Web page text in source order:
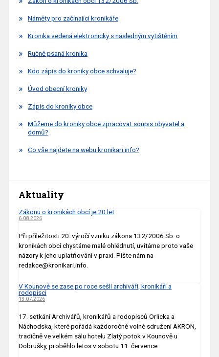
Náměty pro začínající kronikáře
Kronika vedená elektronicky s následným vytištěním
Ručně psaná kronika
Kdo zápis do kroniky obce schvaluje?
Úvod obecní kroniky
Zápis do kroniky obce
Můžeme do kroniky obce zpracovat soupis obyvatel a
domů?
Co vše najdete na webu kronikari.info?
Aktuality
Zákonu o kronikách obcí je 20 let
6.08.2026
Při příležitosti 20. výročí vzniku zákona 132/2006 Sb. o
kronikách obcí chystáme malé ohlédnutí, uvítáme proto vaše
názory k jeho uplatňování v praxi. Pište nám na
redakce@kronikari.info.
V Kounově se zase po roce sešli archiváři, kronikáři a
rodopisci
13.07.2026
17. setkání Archivářů, kronikářů a rodopisců Orlicka a
Náchodska, které pořádá každoročně volné sdružení AKRON,
tradičně ve velkém sálu hotelu Zlatý potok v Kounově u
Dobrušky, proběhlo letos v sobotu 11. července.